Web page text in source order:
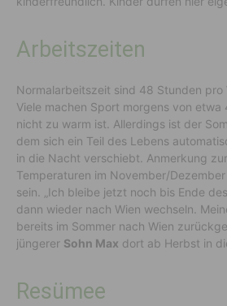
Arbeitszeiten
Normalarbeitszeit sind 48 Stunden pro
Viele machen Sport morgens von etwa
nicht zu warm ist. Allerdings ist der
dem sich ein Teil des Lebens
in die Nacht verschiebt. Anmerkung
Temperaturen im November/
sein. „Ich bleibe jetzt noch bis Ende
dann wieder nach Wien wechseln.
bereits im Sommer nach Wien
jüngerer Sohn Max dort ab Herbst in
Resümee